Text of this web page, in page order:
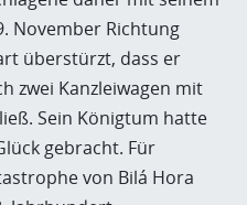
November Richtung
überstürzt, dass er
zwei Kanzleiwagen mit
Sein Königtum hatte
gebracht. Für
von Bilá Hora